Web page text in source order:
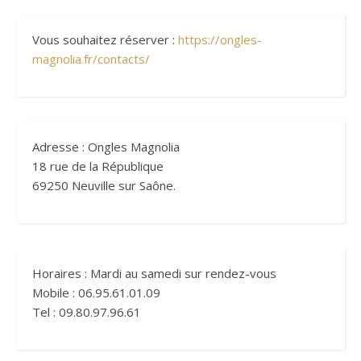
Vous souhaitez réserver : https://ongles-
magnolia.fr/contacts/
Adresse : Ongles Magnolia
18 rue de la République
69250 Neuville sur Saône.
Horaires : Mardi au samedi sur rendez-vous
Mobile : 06.95.61.01.09
Tel : 09.80.97.96.61